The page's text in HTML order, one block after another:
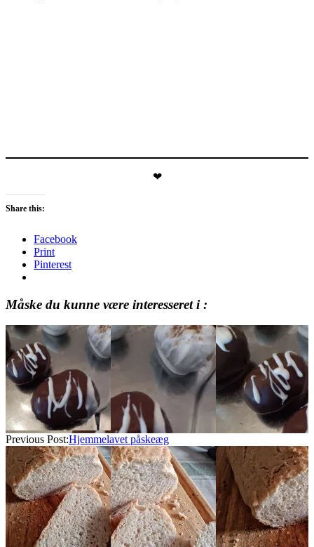
❤
Share this:
Facebook
Print
Pinterest
Måske du kunne være interesseret i :
2025-
04-
03
Previous Post:Hjemmelavet påskeæg